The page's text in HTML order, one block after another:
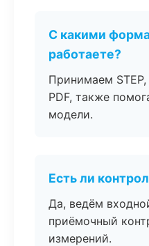
С какими
работаете?
Принимаем STEP,
PDF, также
модели.
Есть ли
Да, ведём
приёмочный
измерений.